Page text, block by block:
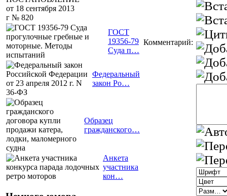
ГОСТ
19356-79
Суда п…
Федеральный
закон Ро…
Образец
гражданского…
Анкета
участника
кон…
Комментарий: